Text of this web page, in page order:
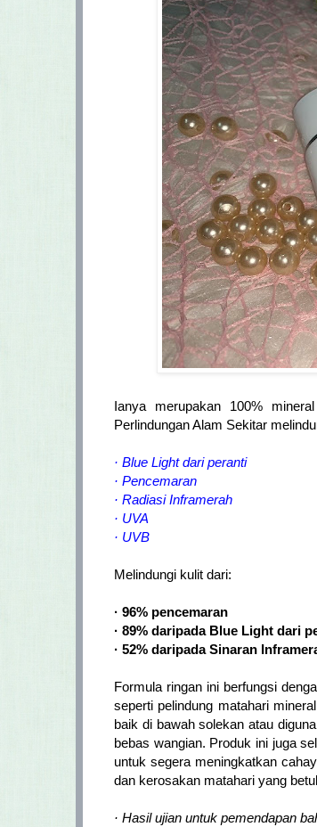
Ianya merupakan 100%
Perlindungan Alam Sekitar
· Blue Light dari peranti
· Pencemaran
· Radiasi Inframerah
· UVA
· UVB
Melindungi kulit dari:
· 96% pencemaran
· 89% daripada Blue Light dari
· 52% daripada Sinaran
Formula ringan ini berfungsi
seperti pelindung matahari
baik di bawah solekan atau
bebas wangian. Produk ini juga
untuk segera meningkatkan
dan kerosakan matahari yang
· Hasil ujian untuk pemendapan